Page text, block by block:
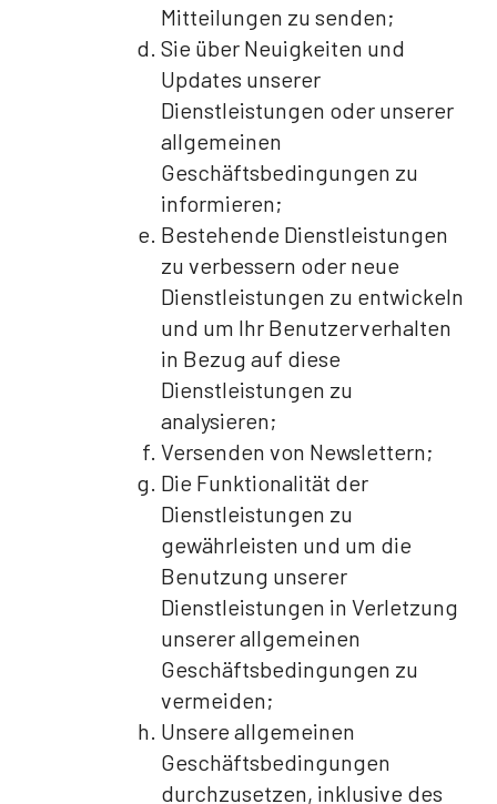
Mitteilungen zu senden;
Sie über Neuigkeiten und
Updates unserer
Dienstleistungen oder unserer
allgemeinen
Geschäftsbedingungen zu
informieren;
Bestehende Dienstleistungen
zu verbessern oder neue
Dienstleistungen zu entwickeln
und um Ihr Benutzerverhalten
in Bezug auf diese
Dienstleistungen zu
analysieren;
Versenden von Newslettern;
Die Funktionalität der
Dienstleistungen zu
gewährleisten und um die
Benutzung unserer
Dienstleistungen in Verletzung
unserer allgemeinen
Geschäftsbedingungen zu
vermeiden;
Unsere allgemeinen
Geschäftsbedingungen
durchzusetzen, inklusive des